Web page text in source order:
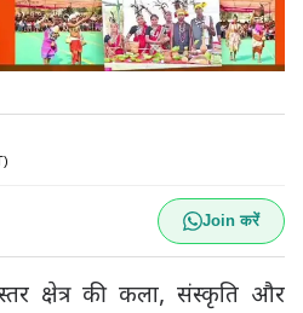
Join करें
क्षेत्र की कला, संस्कृति और